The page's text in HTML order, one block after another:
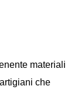
materiali
che